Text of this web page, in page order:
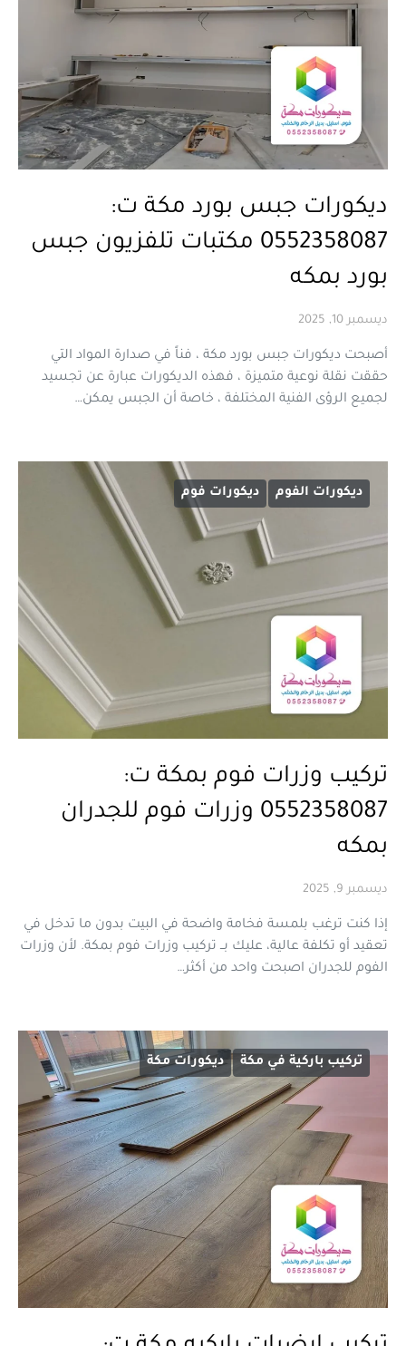
ديكورات جبس بورد مكة ت:
0552358087 مكتبات تلفزيون جبس
بورد بمكه
ديسمبر 10, 2025
أصبحت ديكورات جبس بورد مكة ، فناً في صدارة المواد التي
حققت نقلة نوعية متميزة ، فهذه الديكورات عبارة عن تجسيد
لجميع الرؤى الفنية المختلفة ، خاصة أن الجبس يمكن…
ديكورات الفوم ديكورات فوم
تركيب وزرات فوم بمكة ت:
0552358087 وزرات فوم للجدران
بمكه
ديسمبر 9, 2025
إذا كنت ترغب بلمسة فخامة واضحة في البيت بدون ما تدخل في
تعقيد أو تكلفة عالية، عليك بــ تركيب وزرات فوم بمكة. لأن وزرات
الفوم للجدران اصبحت واحد من أكثر…
تركيب باركية في مكة ديكورات مكة